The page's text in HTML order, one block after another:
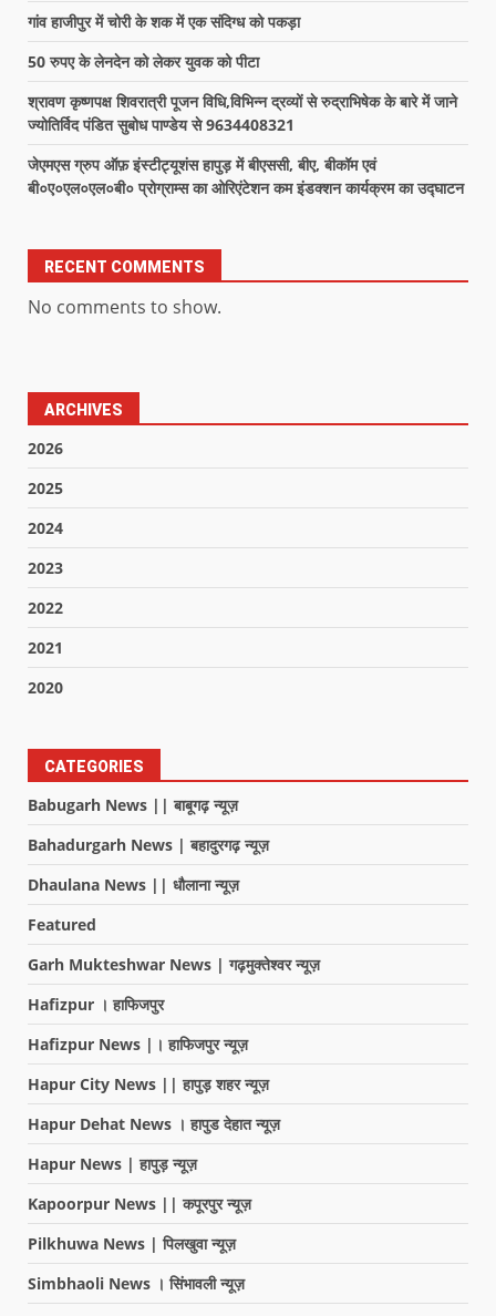
गांव हाजीपुर में चोरी के शक में एक संदिग्ध को पकड़ा
50 रुपए के लेनदेन को लेकर युवक को पीटा
श्रावण कृष्णपक्ष शिवरात्री पूजन विधि,विभिन्न द्रव्यों से रुद्राभिषेक के बारे में जाने
ज्योतिर्विद पंडित सुबोध पाण्डेय से 9634408321
जेएमएस ग्रुप ऑफ़ इंस्टीट्यूशंस हापुड़ में बीएससी, बीए, बीकॉम एवं
बी०ए०एल०एल०बी० प्रोग्राम्स का ओरिएंटेशन कम इंडक्शन कार्यक्रम का उद्घाटन
RECENT COMMENTS
No comments to show.
ARCHIVES
2026
2025
2024
2023
2022
2021
2020
CATEGORIES
Babugarh News || बाबूगढ़ न्यूज़
Bahadurgarh News | बहादुरगढ़ न्यूज़
Dhaulana News || धौलाना न्यूज़
Featured
Garh Mukteshwar News | गढ़मुक्तेश्वर न्यूज़
Hafizpur । हाफिजपुर
Hafizpur News |। हाफिजपुर न्यूज़
Hapur City News || हापुड़ शहर न्यूज़
Hapur Dehat News । हापुड देहात न्यूज़
Hapur News | हापुड़ न्यूज़
Kapoorpur News || कपूरपुर न्यूज़
Pilkhuwa News | पिलखुवा न्यूज़
Simbhaoli News । सिंभावली न्यूज़